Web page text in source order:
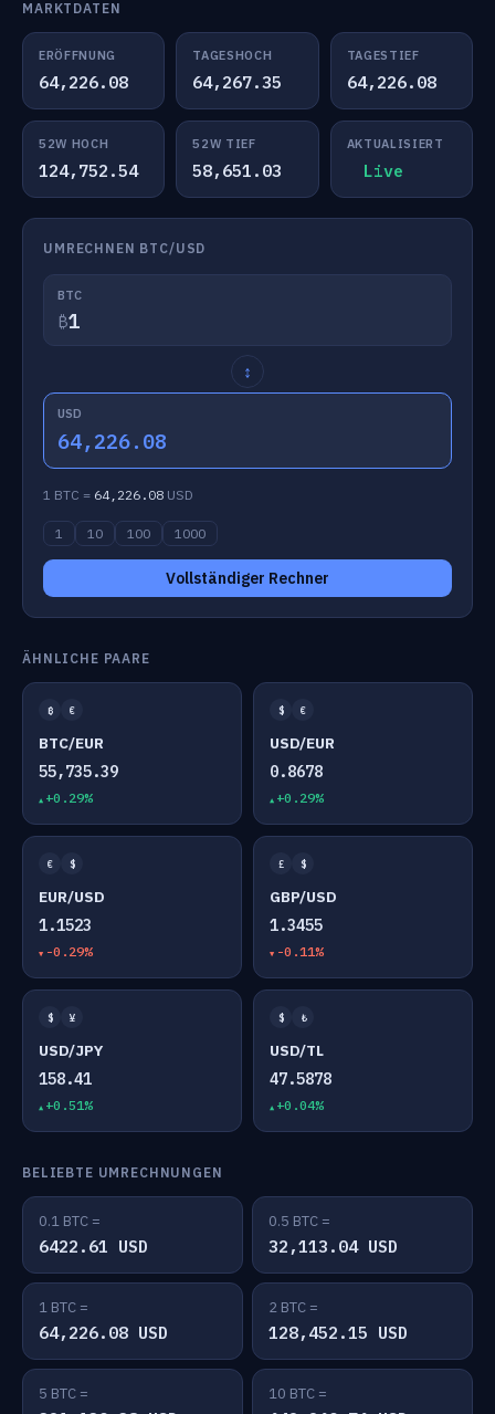
MARKTDATEN
ERÖFFNUNG
64,226.08
TAGESHOCH
64,267.35
TAGESTIEF
64,226.08
52W HOCH
124,752.54
52W TIEF
58,651.03
AKTUALISIERT
Live
UMRECHNEN BTC/USD
BTC
₿
↕
USD
64,226.08
1 BTC = 64,226.08 USD
1 10 100 1000
Vollständiger Rechner
ÄHNLICHE PAARE
₿ €
BTC/EUR
55,735.39
+0.29%
$ €
USD/EUR
0.8678
+0.29%
€ $
EUR/USD
1.1523
-0.29%
£ $
GBP/USD
1.3455
-0.11%
$ ¥
USD/JPY
158.41
+0.51%
$ ₺
USD/TL
47.5878
+0.04%
BELIEBTE UMRECHNUNGEN
0.1 BTC =
6422.61 USD
0.5 BTC =
32,113.04 USD
1 BTC =
64,226.08 USD
2 BTC =
128,452.15 USD
5 BTC = 10 BTC =